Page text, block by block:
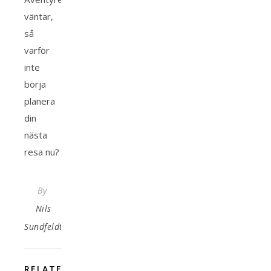
väntar,
så
varför
inte
börja
planera
din
nästa
resa nu?
By
Nils
Sundfeldt